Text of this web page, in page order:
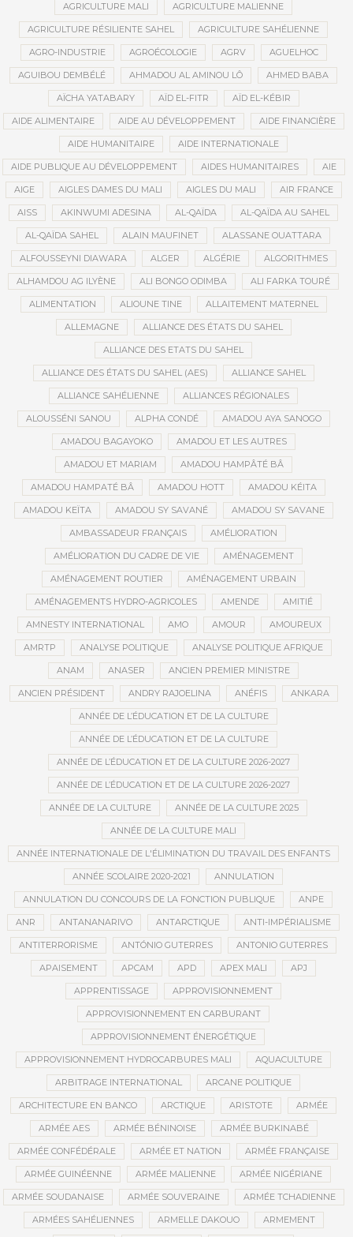
AGRICULTURE MALI AGRICULTURE MALIENNE
AGRICULTURE RÉSILIENTE SAHEL AGRICULTURE SAHÉLIENNE
AGRO-INDUSTRIE AGROÉCOLOGIE AGRV AGUELHOC
AGUIBOU DEMBÉLÉ AHMADOU AL AMINOU LÔ AHMED BABA
AÏCHA YATABARY AÏD EL-FITR AÏD EL-KÉBIR
AIDE ALIMENTAIRE AIDE AU DÉVELOPPEMENT AIDE FINANCIÈRE
AIDE HUMANITAIRE AIDE INTERNATIONALE
AIDE PUBLIQUE AU DÉVELOPPEMENT AIDES HUMANITAIRES AIE
AIGE AIGLES DAMES DU MALI AIGLES DU MALI AIR FRANCE
AISS AKINWUMI ADESINA AL-QAÏDA AL-QAÏDA AU SAHEL
AL-QAÏDA SAHEL ALAIN MAUFINET ALASSANE OUATTARA
ALFOUSSEYNI DIAWARA ALGER ALGÉRIE ALGORITHMES
ALHAMDOU AG ILYÈNE ALI BONGO ODIMBA ALI FARKA TOURÉ
ALIMENTATION ALIOUNE TINE ALLAITEMENT MATERNEL
ALLEMAGNE ALLIANCE DES ÉTATS DU SAHEL
ALLIANCE DES ETATS DU SAHEL
ALLIANCE DES ÉTATS DU SAHEL (AES) ALLIANCE SAHEL
ALLIANCE SAHÉLIENNE ALLIANCES RÉGIONALES
ALOUSSÉNI SANOU ALPHA CONDÉ AMADOU AYA SANOGO
AMADOU BAGAYOKO AMADOU ET LES AUTRES
AMADOU ET MARIAM AMADOU HAMPÂTÉ BÂ
AMADOU HAMPATÉ BÂ AMADOU HOTT AMADOU KÉITA
AMADOU KEÏTA AMADOU SY SAVANÉ AMADOU SY SAVANE
AMBASSADEUR FRANÇAIS AMÉLIORATION
AMÉLIORATION DU CADRE DE VIE AMÉNAGEMENT
AMÉNAGEMENT ROUTIER AMÉNAGEMENT URBAIN
AMÉNAGEMENTS HYDRO-AGRICOLES AMENDE AMITIÉ
AMNESTY INTERNATIONAL AMO AMOUR AMOUREUX
AMRTP ANALYSE POLITIQUE ANALYSE POLITIQUE AFRIQUE
ANAM ANASER ANCIEN PREMIER MINISTRE
ANCIEN PRÉSIDENT ANDRY RAJOELINA ANÉFIS ANKARA
ANNÉE DE L’ÉDUCATION ET DE LA CULTURE
ANNÉE DE L’ÉDUCATION ET DE LA CULTURE
ANNÉE DE L’ÉDUCATION ET DE LA CULTURE 2026-2027
ANNÉE DE L’ÉDUCATION ET DE LA CULTURE 2026-2027
ANNÉE DE LA CULTURE ANNÉE DE LA CULTURE 2025
ANNÉE DE LA CULTURE MALI
ANNÉE INTERNATIONALE DE L'ÉLIMINATION DU TRAVAIL DES ENFANTS
ANNÉE SCOLAIRE 2020-2021 ANNULATION
ANNULATION DU CONCOURS DE LA FONCTION PUBLIQUE ANPE
ANR ANTANANARIVO ANTARCTIQUE ANTI-IMPÉRIALISME
ANTITERRORISME ANTÓNIO GUTERRES ANTONIO GUTERRES
APAISEMENT APCAM APD APEX MALI APJ
APPRENTISSAGE APPROVISIONNEMENT
APPROVISIONNEMENT EN CARBURANT
APPROVISIONNEMENT ÉNERGÉTIQUE
APPROVISIONNEMENT HYDROCARBURES MALI AQUACULTURE
ARBITRAGE INTERNATIONAL ARCANE POLITIQUE
ARCHITECTURE EN BANCO ARCTIQUE ARISTOTE ARMÉE
ARMÉE AES ARMÉE BÉNINOISE ARMÉE BURKINABÉ
ARMÉE CONFÉDÉRALE ARMÉE ET NATION ARMÉE FRANÇAISE
ARMÉE GUINÉENNE ARMÉE MALIENNE ARMÉE NIGÉRIANE
ARMÉE SOUDANAISE ARMÉE SOUVERAINE ARMÉE TCHADIENNE
ARMÉES SAHÉLIENNES ARMELLE DAKOUO ARMEMENT